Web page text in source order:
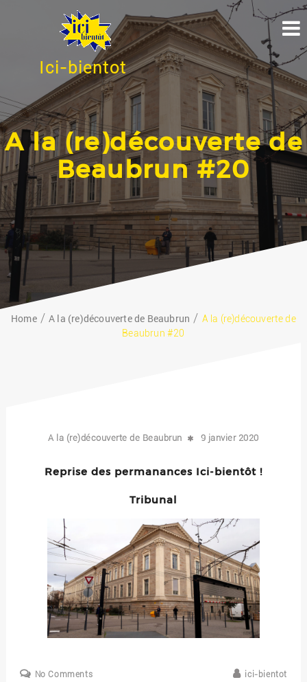
Ici-bientot
A la (re)découverte de
Beaubrun #20
Home A la (re)découverte de Beaubrun
A la (re)découverte de
Beaubrun #20
A la (re)découverte de Beaubrun 9 janvier 2020
Reprise des permanances Ici-bientôt !
Tribunal
No Comments ici-bientot